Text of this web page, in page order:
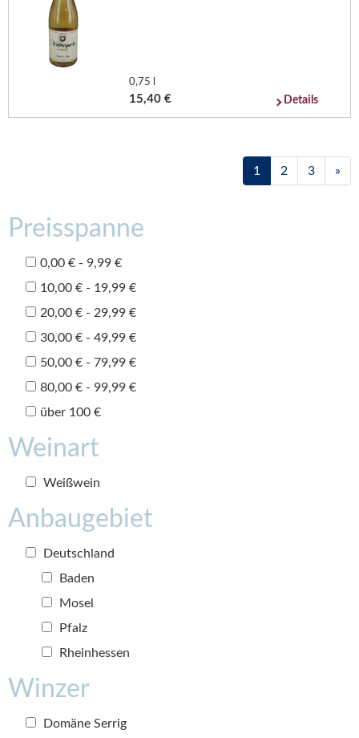
0,75 l
15,40 € Details
1 2 3 »
Preisspanne
0,00 € - 9,99 €
10,00 € - 19,99 €
20,00 € - 29,99 €
30,00 € - 49,99 €
50,00 € - 79,99 €
80,00 € - 99,99 €
über 100 €
Weinart
Weißwein
Anbaugebiet
Deutschland
Baden
Mosel
Pfalz
Rheinhessen
Winzer
Domäne Serrig